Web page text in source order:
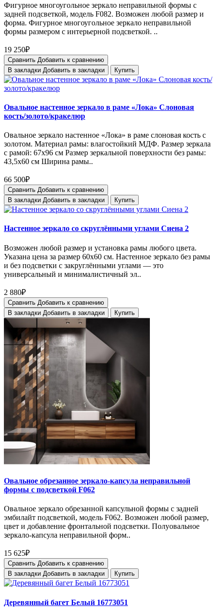
Фигурное многоугольное зеркало неправильной формы с
задней подсветкой, модель F082. Возможен любой размер и
форма. Фигурное многоугольное зеркало неправильной
формы размером с интерьерной подсветкой. ..
19 250₽
Сравнить Добавить к сравнению
В закладки Добавить в закладки Купить
Овальное настенное зеркало в раме «Лока» Слоновая
кость/золото/кракелюр
Овальное зеркало настенное «Лока» в раме слоновая кость с
золотом. Материал рамы: влагостойкий МДФ. Размер зеркала
с рамой: 67х96 см Размер зеркальной поверхности без рамы:
43,5х60 см Ширина рамы..
66 500₽
Сравнить Добавить к сравнению
В закладки Добавить в закладки Купить
Настенное зеркало со скруглёнными углами Сиена 2
Возможен любой размер и установка рамы любого цвета.
Указана цена за размер 60х60 см. Настенное зеркало без рамы
и без подсветки с закруглёнными углами — это
универсальный и минималистичный эл..
2 880₽
Сравнить Добавить к сравнению
В закладки Добавить в закладки Купить
Овальное обрезанное зеркало-капсула неправильной
формы с подсветкой F062
Овальное зеркало обрезанной капсульной формы с задней
эмбилайт подсветкой, модель F062. Возможен любой размер,
цвет и добавление фронтальной подсветки. Полуовальное
зеркало-капсула неправильной форм..
15 625₽
Сравнить Добавить к сравнению
В закладки Добавить в закладки Купить
Деревянный багет Белый 16773051